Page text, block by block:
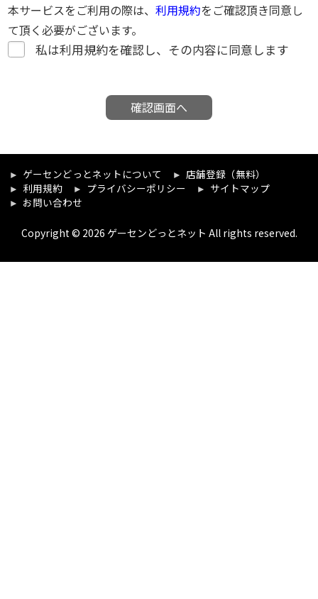
本サービスをご利用の際は、利用規約をご確認頂き同意し
て頂く必要がございます。
私は利用規約を確認し、その内容に同意します
確認画面へ
ゲーセンどっとネットについて
店舗登録（無料）
利用規約
プライバシーポリシー
サイトマップ
お問い合わせ
Copyright © 2026 ゲーセンどっとネット All rights reserved.